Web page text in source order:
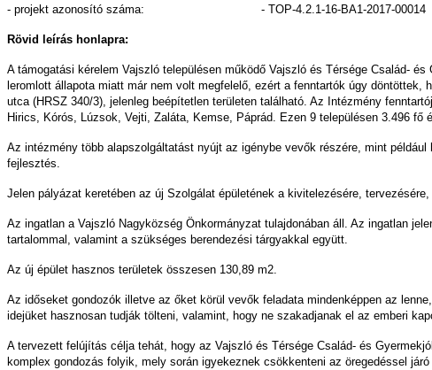
- projekt azonosító száma: - TOP-4.2.1-16-BA1-2017-00014
Rövid leírás honlapra:
A támogatási kérelem Vajszló településen működő Vajszló és Térsége Család-
leromlott állapota miatt már nem volt megfelelő, ezért a fenntartók úgy
utca (HRSZ 340/3), jelenleg beépítetlen területen található. Az Intézmény
Hirics, Kórós, Lúzsok, Vejti, Zaláta, Kemse, Páprád. Ezen 9 településen 3.496
Az intézmény több alapszolgáltatást nyújt az igénybe vevők részére, mint
fejlesztés.
Jelen pályázat keretében az új Szolgálat épületének a kivitelezésére,
Az ingatlan a Vajszló Nagyközség Önkormányzat tulajdonában áll. Az ingatlan
tartalommal, valamint a szükséges berendezési tárgyakkal együtt.
Az új épület hasznos területek összesen 130,89 m2.
Az időseket gondozók illetve az őket körül vevők feladata mindenképpen az
idejüket hasznosan tudják tölteni, valamint, hogy ne szakadjanak el az emberi
A tervezett felújítás célja tehát, hogy az Vajszló és Térsége Család- és
komplex gondozás folyik, mely során igyekeznek csökkenteni az öregedéssel